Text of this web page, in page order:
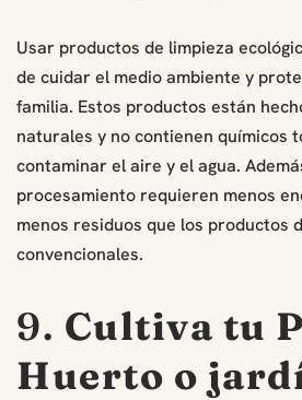
Usar productos de limpieza
de cuidar el medio ambiente y
familia. Estos productos están
naturales y no contienen químicos
contaminar el aire y el agua.
procesamiento requieren menos
menos residuos que los productos
convencionales.
9. Cultiva tu
Huerto o